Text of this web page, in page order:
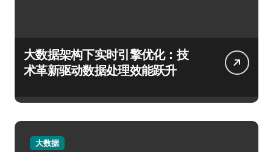
大数据架构下实时引擎优化：技
术革新驱动数据处理效能跃升
大数据